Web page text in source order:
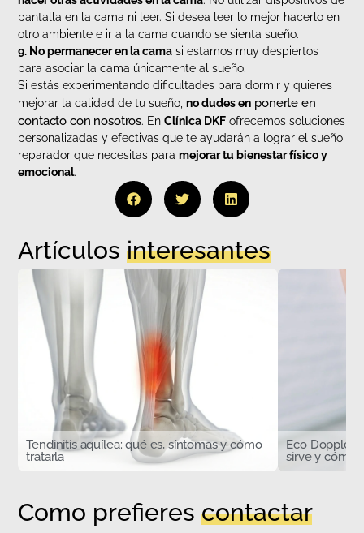
pantalla en la cama ni leer. Si desea leer lo mejor hacerlo en
otro ambiente e ir a la cama cuando se sienta sueño.
9. No permanecer en la cama si estamos muy despiertos
para asociar la cama únicamente al sueño.
Si estás experimentando dificultades para dormir y quieres
mejorar la calidad de tu sueño,no dudes en ponerte en
contacto con nosotros. EnClínica DKF ofrecemos soluciones
personalizadas y efectivas que te ayudarán a lograr el sueño
reparador que necesitas paramejorar tu bienestar físico y
emocional.
Artículosinteresantes
Tendinitis aquílea: qué es, síntomas y cómo
tratarla
Eco Doppler
sirve y cómo
Como prefierescontactar